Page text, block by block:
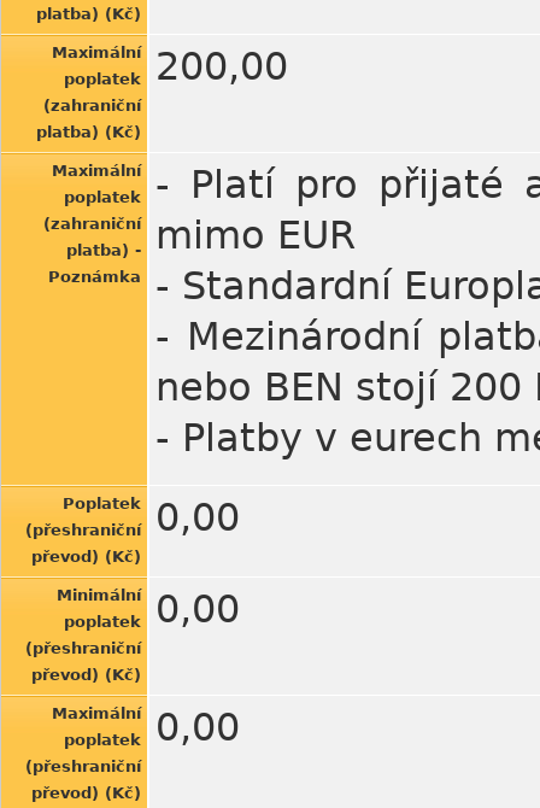
platba) (Kč)
Maximální
poplatek
(zahraniční
platba) (Kč)
200,00
Maximální
poplatek
(zahraniční
platba) -
Poznámka
- Platí pro přijaté
mimo EUR
- Standardní
- Mezinárodní
nebo BEN stojí
- Platby v eurech
Poplatek
(přeshraniční
převod) (Kč)
0,00
Minimální
poplatek
(přeshraniční
převod) (Kč)
0,00
Maximální
poplatek
(přeshraniční
převod) (Kč)
0,00